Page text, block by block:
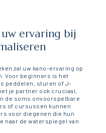
ervaring bij
zal uw kano-ervaring op
Voor beginners is het
peddelen, sturen of J-
je partner ook cruciaal,
de soms onvoorspelbare
of cursussen kunnen
voor diegenen die hun
naar de waterspiegel van